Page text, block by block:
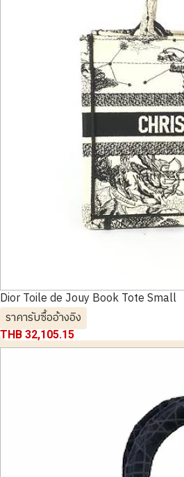
Dior Toile de Jouy Book Tote Small
ราคารับซื้ออ้างอิง
THB 32,105.15